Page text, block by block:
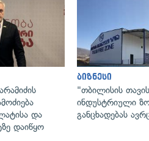
და
დაიწყო
ბიზნესი
"თბილისის
ინდუსტრიული
განცხადებას